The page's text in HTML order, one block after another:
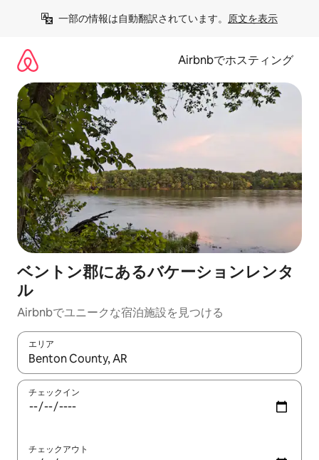
一部の情報は自動翻訳されています。 原文を表示
Airbnbでホスティング
ベントン郡にあるバケーションレンタ
ル
Airbnbでユニークな宿泊施設を見つける
エリア
検索結果が表示されたら、上下の矢印キーを使って移動するか
チェックイン
チェックアウト